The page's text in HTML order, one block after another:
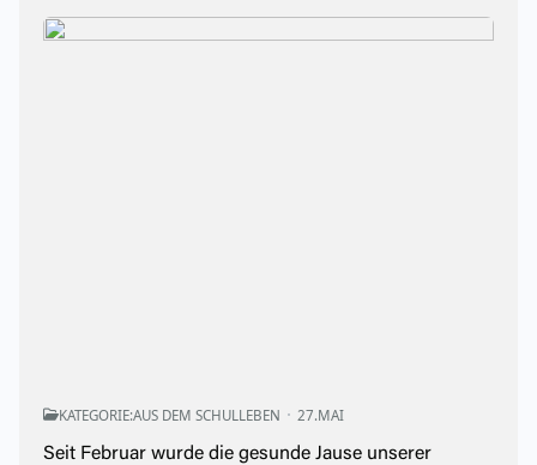
KATEGORIE:AUS DEM SCHULLEBEN 27.MAI
Seit Februar wurde die gesunde Jause unserer